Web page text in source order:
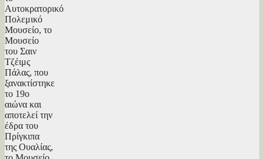
Αυτοκρατορικό
Πολεμικό
Μουσείο, το
Μουσείο
του Σαιν
Τζέιμς
Πάλας, που
ξανακτίστηκε
το 19ο
αιώνα και
αποτελεί την
έδρα του
Πρίγκιπα
της Ουαλίας,